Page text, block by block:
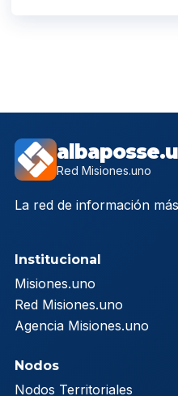
Red Misiones.uno
La red de información
Institucional
Misiones.uno
Red Misiones.uno
Agencia Misiones.uno
Nodos
Nodos Territoriales